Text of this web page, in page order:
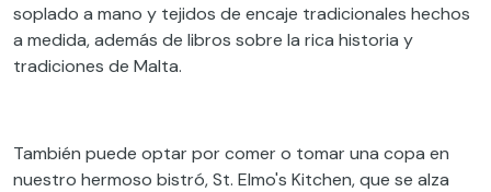
soplado a mano y tejidos de encaje tradicionales hechos
a medida, además de libros sobre la rica historia y
tradiciones de Malta.
También puede optar por comer o tomar una copa en
nuestro hermoso bistró, St. Elmo's Kitchen, que se alza